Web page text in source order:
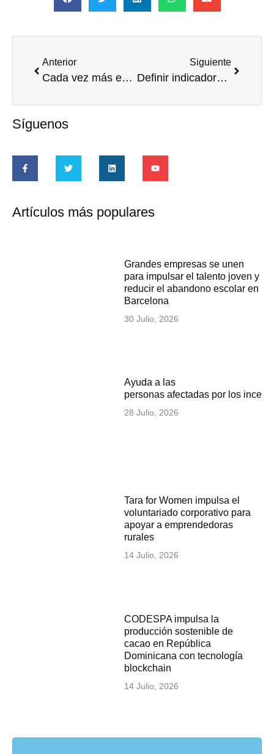
Anterior
Cada vez más empleados aportan al balance social
Siguiente
Definir indicadores y medir las acciones, las claves para mejorar un programa de Voluntariado Corporativo
Síguenos
Artículos más populares
Grandes empresas se unen
para impulsar el talento joven y
reducir el abandono escolar en
Barcelona
30 Julio, 2026
Ayuda a las
personas afectadas por los
28 Julio, 2026
Tara for Women impulsa el
voluntariado corporativo para
apoyar a emprendedoras
rurales
14 Julio, 2026
CODESPA impulsa la
producción sostenible de
cacao en República
Dominicana con tecnología
blockchain
14 Julio, 2026